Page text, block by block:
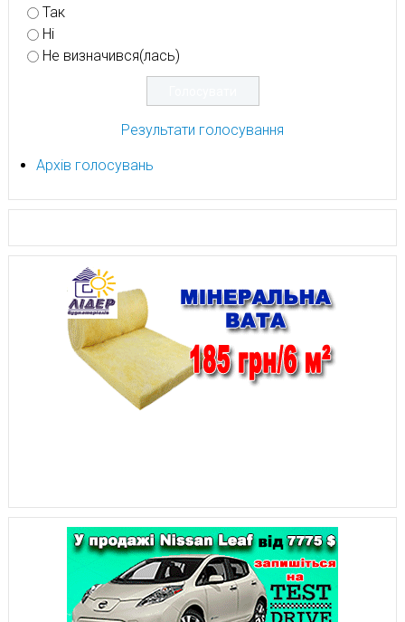
Так
Ні
Не визначився(лась)
Результати голосування
Архів голосувань